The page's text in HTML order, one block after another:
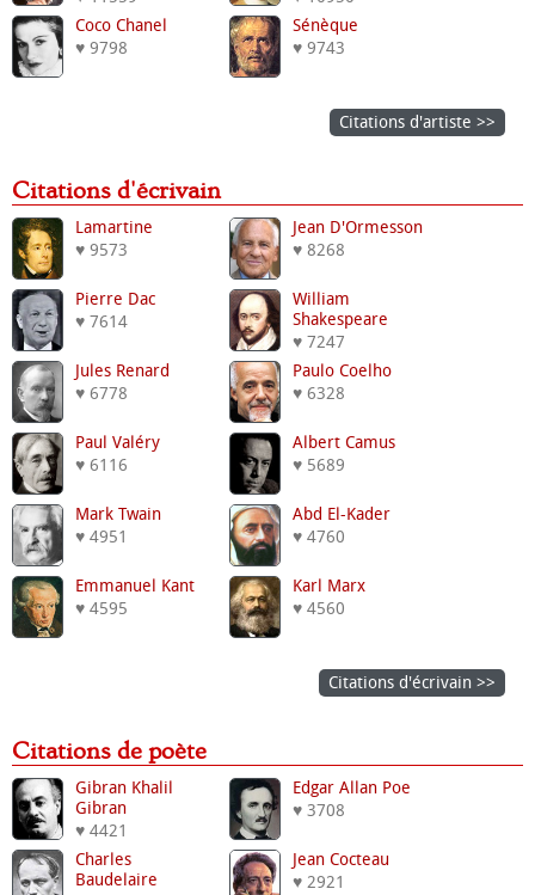
Coco Chanel
♥ 9798
Sénèque
♥ 9743
Citations d'artiste >>
Citations d'écrivain
Lamartine
♥ 9573
Jean D'Ormesson
♥ 8268
Pierre Dac
♥ 7614
William
Shakespeare
♥ 7247
Jules Renard
♥ 6778
Paulo Coelho
♥ 6328
Paul Valéry
♥ 6116
Albert Camus
♥ 5689
Mark Twain
♥ 4951
Abd El-Kader
♥ 4760
Emmanuel Kant
♥ 4595
Karl Marx
♥ 4560
Citations d'écrivain >>
Citations de poète
Gibran Khalil
Gibran
♥ 4421
Edgar Allan Poe
♥ 3708
Charles
Baudelaire
Jean Cocteau
♥ 2921